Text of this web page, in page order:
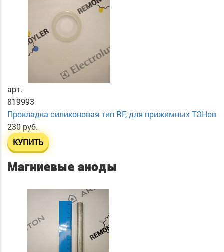
арт.
819993
Прокладка силиконовая тип RF, для прижимных ТЭНов
230 руб.
КУПИТЬ
Магниевые аноды